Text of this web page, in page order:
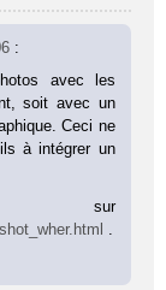
:
avec les
soit avec un
Ceci ne
à intégrer un
sur
.